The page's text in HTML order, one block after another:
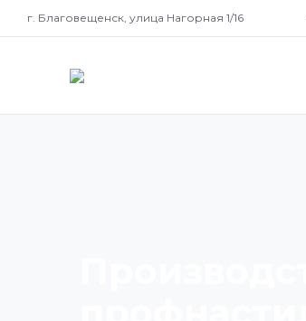
г. Благовещенск, улица Нагорная 1/16